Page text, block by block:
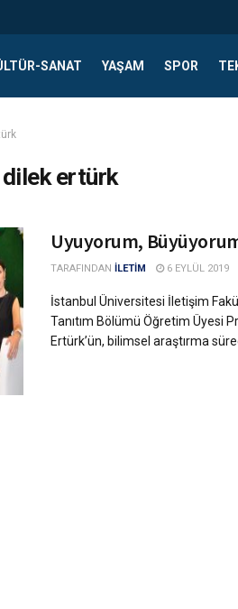
SANAT YAŞAM SPOR
dilek ertürk
Uyuyorum,
TARAFINDAN İLETİM 6 EYLÜL 2019
İstanbul Üniversitesi İletişim
Tanıtım Bölümü Öğretim Üyesi
Ertürk’ün, bilimsel araştırma